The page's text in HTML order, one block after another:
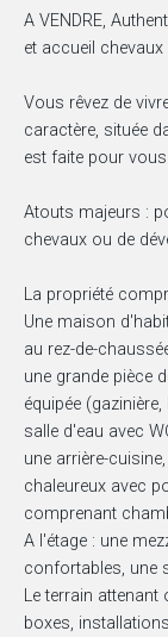
A VENDRE,
et accueil chevaux
Vous rêvez de
caractère, située
est faite pour vous.
Atouts majeurs :
chevaux ou de
La propriété
Une maison
au rez-de-
une grande pièce
équipée
salle d'eau avec
une arrière-
chaleureux avec
comprenant
A l'étage : une
confortables, une
Le terrain
boxes,